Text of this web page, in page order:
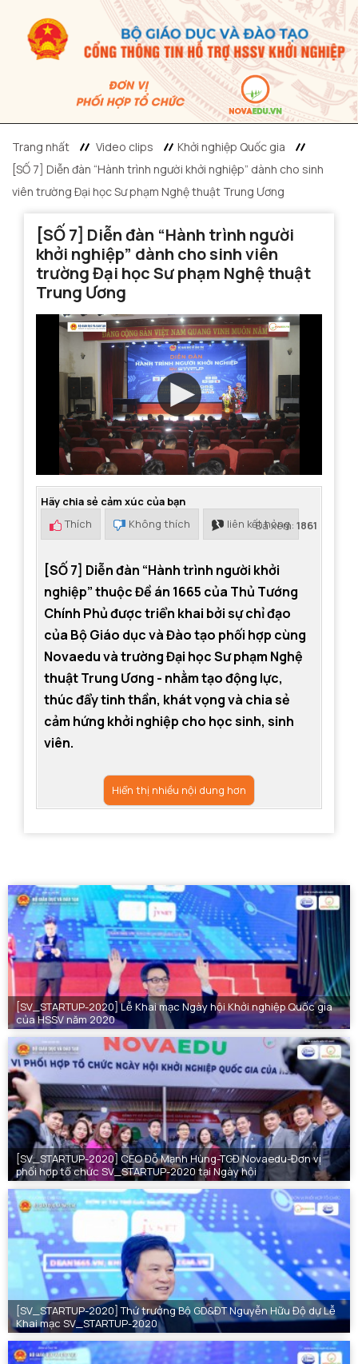
Trang nhất Video clips
Khởi nghiệp Quốc gia
[SỐ 7] Diễn đàn “Hành trình người khởi nghiệp” dành cho sinh
viên trường Đại học Sư phạm Nghệ thuật Trung Ương
[SỐ 7] Diễn đàn “Hành trình người
khởi nghiệp” dành cho sinh viên
trường Đại học Sư phạm Nghệ thuật
Trung Ương
Hãy chia sẻ cảm xúc của bạn
Thích
Không thích liên kết hỏng
Đã xem: 1861
[SỐ 7] Diễn đàn “Hành trình người khởi
nghiệp” thuộc Đề án 1665 của Thủ Tướng
Chính Phủ được triển khai bởi sự chỉ đạo
của Bộ Giáo dục và Đào tạo phối hợp cùng
Novaedu và trường Đại học Sư phạm Nghệ
thuật Trung Ương - nhằm tạo động lực,
thúc đẩy tinh thần, khát vọng và chia sẻ
cảm hứng khởi nghiệp cho học sinh, sinh
viên.
Hiển thị nhiều nội dung hơn
[SV_STARTUP-2020] Lễ Khai mạc Ngày hội Khởi nghiệp Quốc gia
của HSSV năm 2020
[SV_STARTUP-2020] CEO Đỗ Mạnh Hùng-TGĐ Novaedu-Đơn vị
phối hợp tổ chức SV_STARTUP-2020 tại Ngày hội
[SV_STARTUP-2020] Thứ trưởng Bộ GD&ĐT Nguyễn Hữu Độ dự Lễ
Khai mạc SV_STARTUP-2020